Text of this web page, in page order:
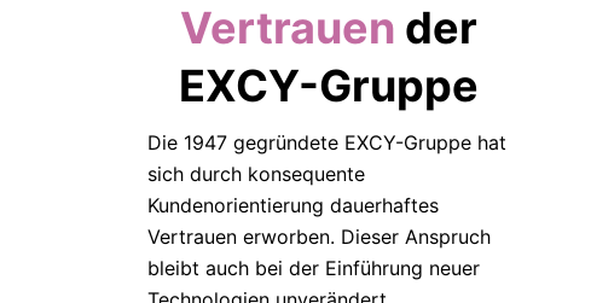
Vertrauen der
EXCY-Gruppe
Die 1947 gegründete EXCY-Gruppe hat
sich durch konsequente
Kundenorientierung dauerhaftes
Vertrauen erworben. Dieser Anspruch
bleibt auch bei der Einführung neuer